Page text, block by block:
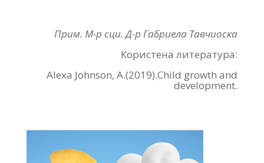
Прим. М-р сци. Д-р Габриела Тавчиоска
Користена литература:
Alexa Johnson, A.(2019).Child growth and
development.